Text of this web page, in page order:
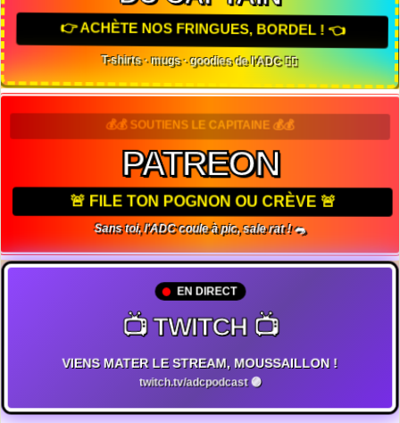
👉 ACHÈTE NOS FRINGUES, BORDEL ! 👈
T-shirts · mugs · goodies de l'ADC 🏴‍☠️
💰💰 SOUTIENS LE CAPITAINE 💰💰
PATREON
🚨 FILE TON POGNON OU CRÈVE 🚨
Sans toi, l'ADC coule à pic, sale rat ! 🐀
EN DIRECT
📺 TWITCH 📺
VIENS MATER LE STREAM, MOUSSAILLON !
twitch.tv/adcpodcast 🟣